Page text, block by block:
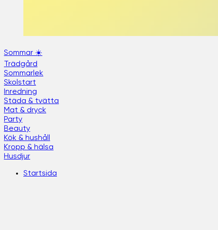
Sommar ☀️
Trädgård
Sommarlek
Skolstart
Inredning
Städa & tvätta
Mat & dryck
Party
Beauty
Kök & hushåll
Kropp & hälsa
Husdjur
Startsida